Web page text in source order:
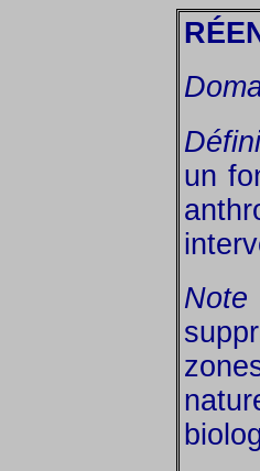
un
Note